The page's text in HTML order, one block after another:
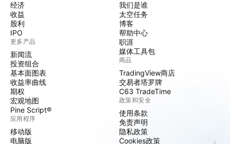
经济
收益
股利
IPO
更多产品
新闻流
投资组合
基本面图表
收益率曲线
期权
宏观地图
Pine Script®
应用程序
移动版
电脑版
我们是谁
太空任务
博客
帮助中心
职涯
媒体工具包
商品
TradingView商店
交易者塔罗牌
C63 TradeTime
政策和安全
使用条款
免责声明
隐私政策
Cookies政策